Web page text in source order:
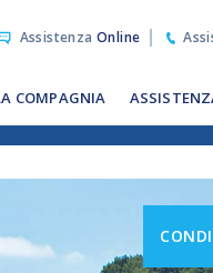
COMPAGNIA
Assistenza Online